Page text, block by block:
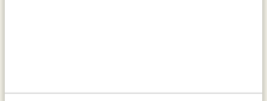
fleurs des champs
GOTS, motif fleurs de